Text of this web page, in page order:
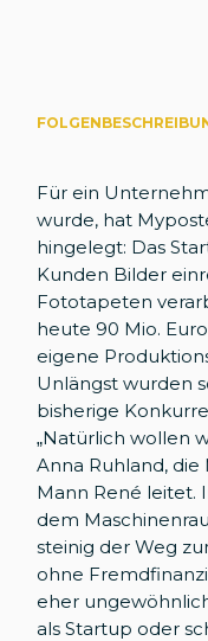
Für ein
wurde, hat
hingelegt: Das
Kunden Bilder
Fototapeten
heute 90 Mio.
eigene
Unlängst wurden
bisherige
„Natürlich wollen
Anna Ruhland,
Mann René leitet.
dem
steinig der Weg
ohne
eher
als Startup oder